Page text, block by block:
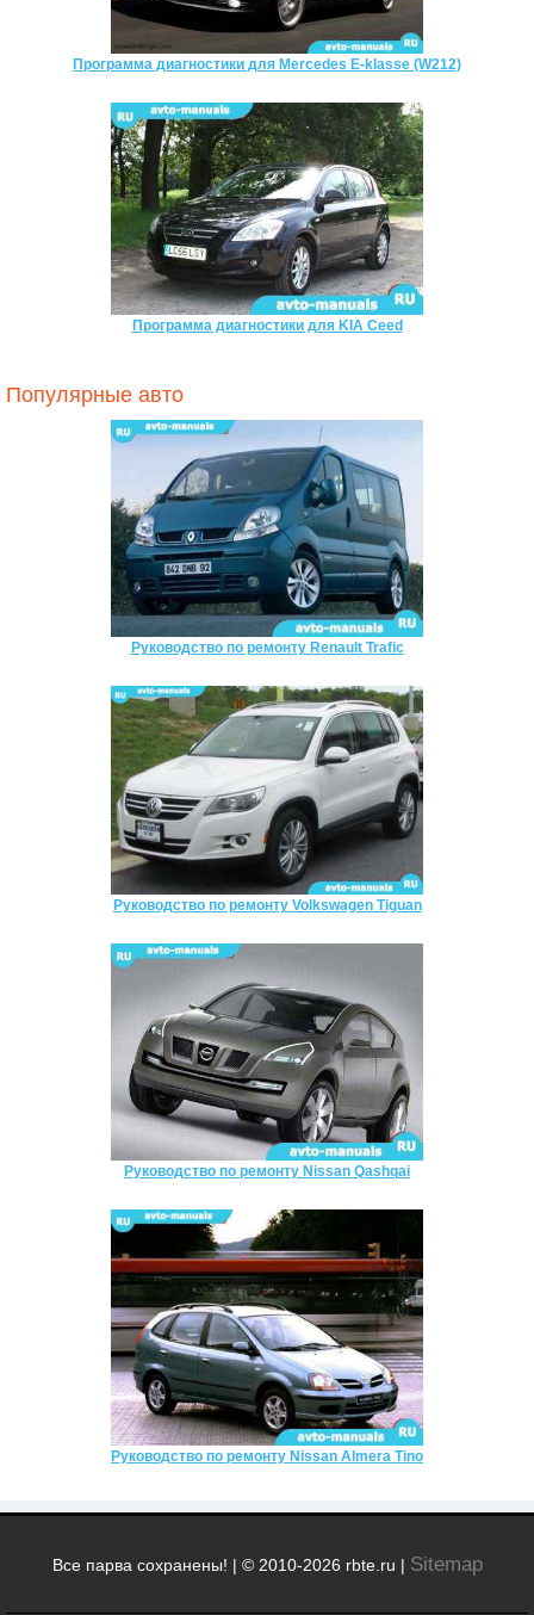
Программа диагностики для Mercedes E-klasse (W212)
Программа диагностики для KIA Ceed
Популярные авто
Руководство по ремонту Renault Trafic
Руководство по ремонту Volkswagen Tiguan
Руководство по ремонту Nissan Qashqai
Руководство по ремонту Nissan Almera Tino
Все парва сохранены! | © 2010-2026 rbte.ru | Sitemap